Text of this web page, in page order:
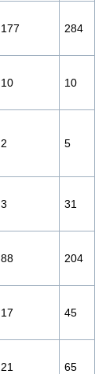
177 284
10 10
2 5
3 31
88 204
17 45
21 65